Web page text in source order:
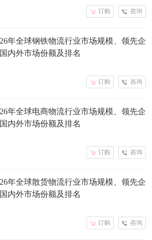
咨询
订购
年全球钢铁物流行业市场规模、领先企
内外市场份额及排名
咨询
订购
年全球电商物流行业市场规模、领先企
内外市场份额及排名
咨询
订购
年全球散货物流行业市场规模、领先企
内外市场份额及排名
咨询
订购